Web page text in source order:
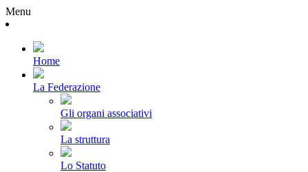
Menu
Home
La Federazione
Gli organi associativi
La struttura
Lo Statuto